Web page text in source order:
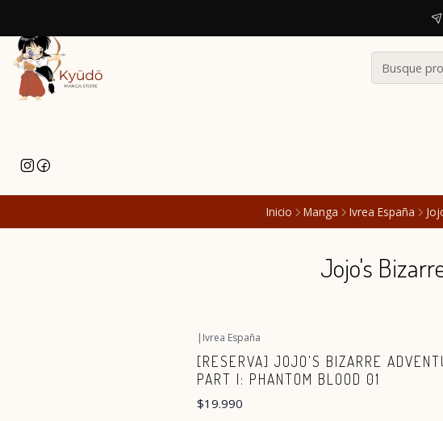
Inicio Manga Ivrea España
Jojo's
| Ivrea España
[RESERVA] JOJO'S BIZARRE
PART I: PHANTOM BLOOD 01
$19.990